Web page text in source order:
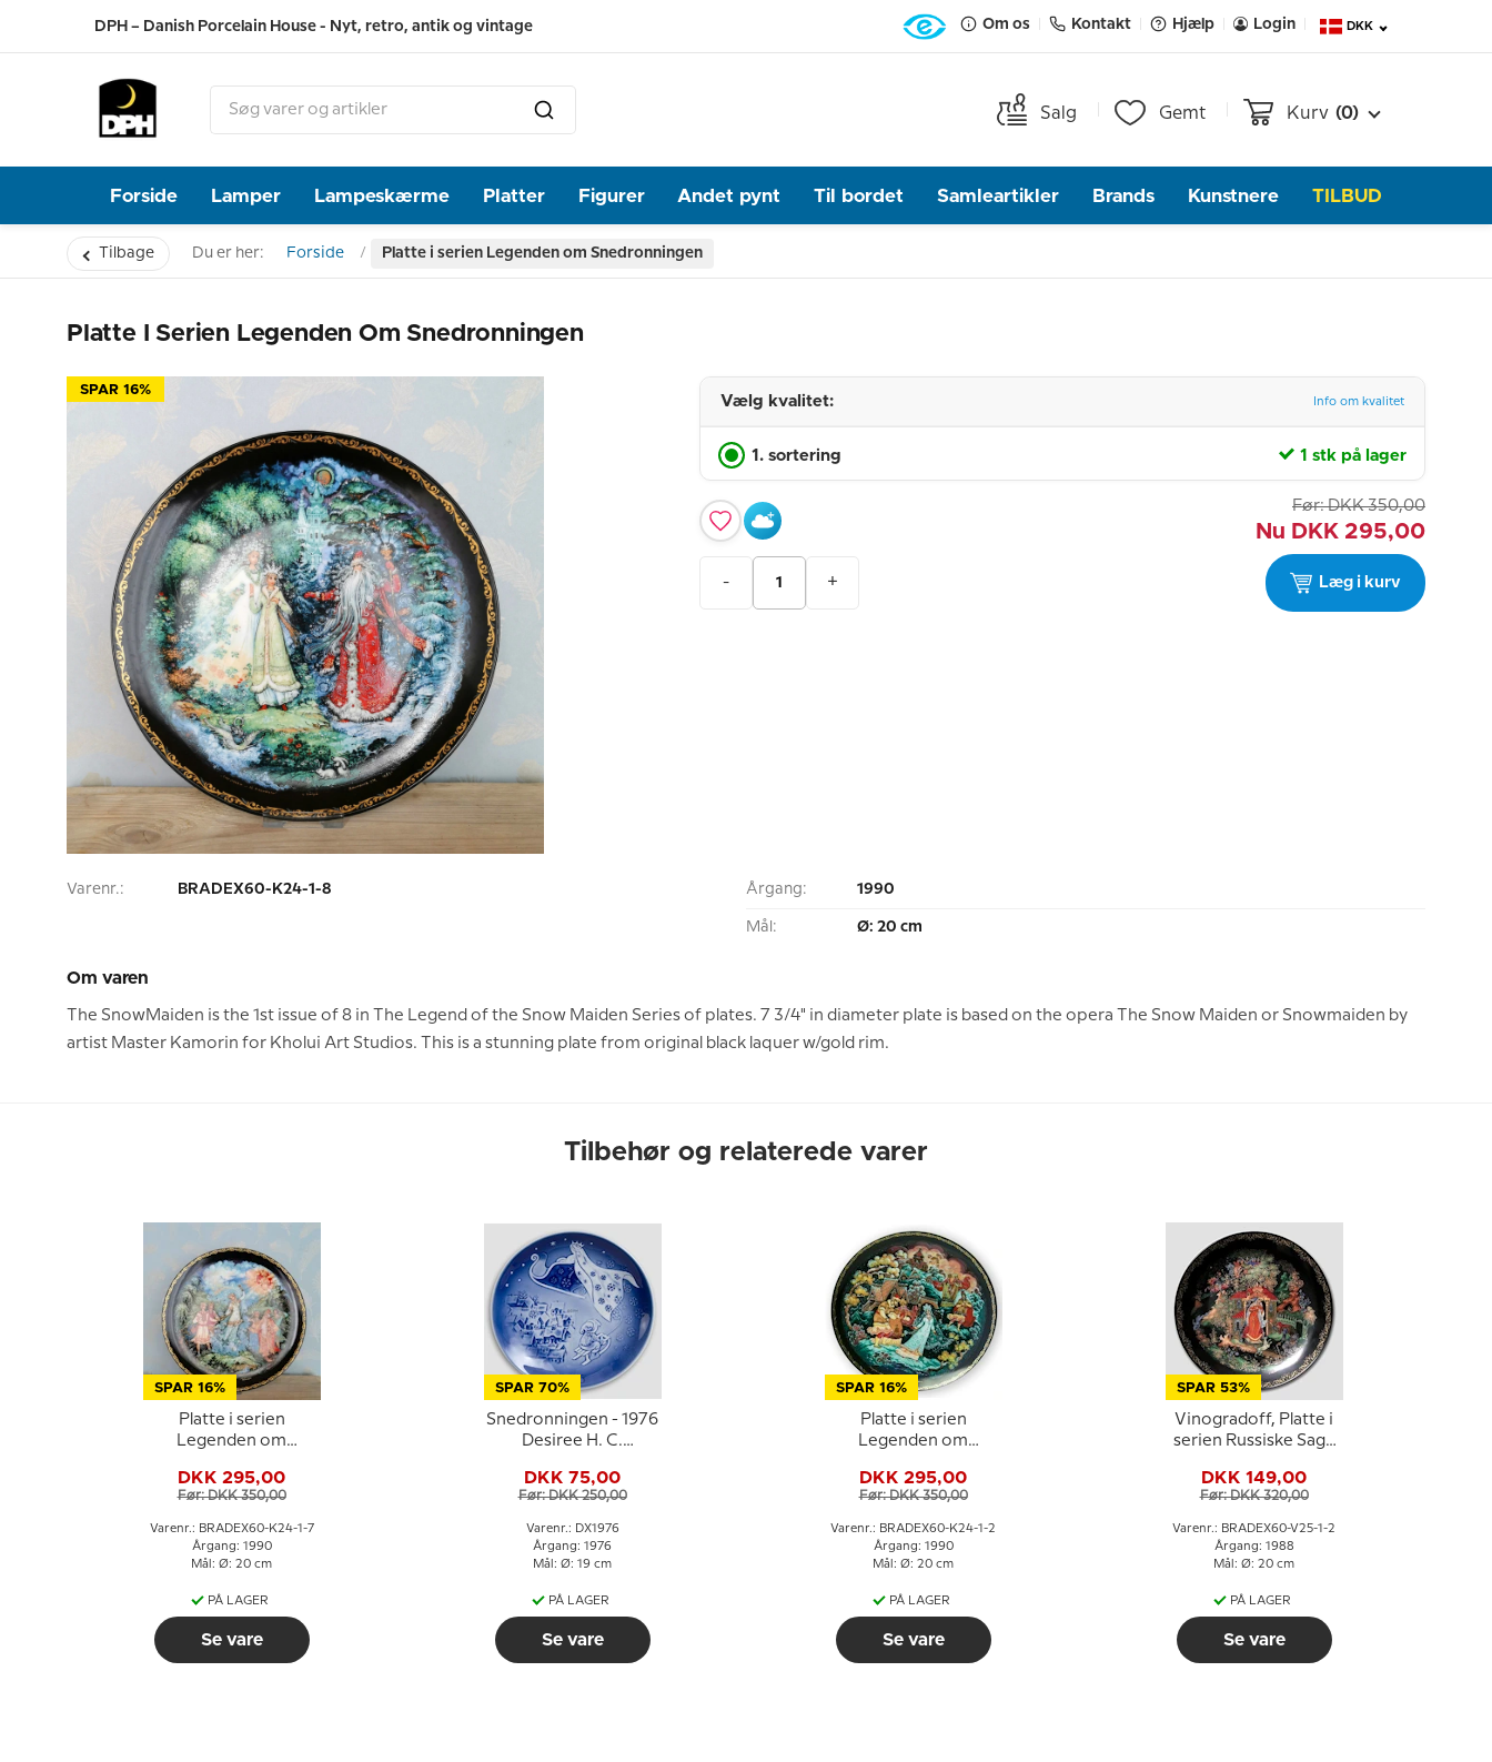
DPH – Danish Porcelain House - Nyt, retro, antik og vintage Om os Kontakt Hjælp Login DKK
Salg Gemt Kurv (0)
Forside Lamper Lampeskærme Platter Figurer Andet pynt Til bordet Samleartikler Brands Kunstnere TILBUD
Tilbage Du er her: Forside Platte i serien Legenden om Snedronningen
Platte I Serien Legenden Om Snedronningen
SPAR 16%
Vælg kvalitet: Info om kvalitet
1. sortering 1 stk på lager
Før: DKK 350,00
Nu DKK 295,00
- + Læg i kurv
Varenr.: BRADEX60-K24-1-8 Årgang: 1990
Mål: Ø: 20 cm
Om varen
The SnowMaiden is the 1st issue of 8 in The Legend of the Snow Maiden Series of plates. 7 3/4" in diameter plate is based on the opera The Snow Maiden or Snowmaiden by
artist Master Kamorin for Kholui Art Studios. This is a stunning plate from original black laquer w/gold rim.
Tilbehør og relaterede varer
SPAR 16%
Platte i serien
Legenden om
DKK 295,00
Før: DKK 350,00
Varenr.: BRADEX60-K24-1-7
Årgang: 1990
Mål: Ø: 20 cm
PÅ LAGER
Se vare
SPAR 70%
Snedronningen - 1976
Desiree H. C.
DKK 75,00
Før: DKK 250,00
Varenr.: DX1976
Årgang: 1976
Mål: Ø: 19 cm
PÅ LAGER
Se vare
SPAR 16%
Platte i serien
Legenden om
DKK 295,00
Før: DKK 350,00
Varenr.: BRADEX60-K24-1-2
Årgang: 1990
Mål: Ø: 20 cm
PÅ LAGER
Se vare
SPAR 53%
Vinogradoff, Platte i
serien Russiske Sagn
DKK 149,00
Før: DKK 320,00
Varenr.: BRADEX60-V25-1-2
Årgang: 1988
Mål: Ø: 20 cm
PÅ LAGER
Se vare